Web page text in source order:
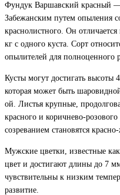
Фундук Варшавский красный
Забежанским путем опыления
краснолистного. Он
кг с одного куста. Сорт
опылителей для полноценного
Кусты могут достигать высоты
которая может быть
ой. Листья крупные,
красного и коричнево-
созреванием становятся
Мужские цветки, известные
цвет и достигают длины до 7
чувствительны к низким
развитие.